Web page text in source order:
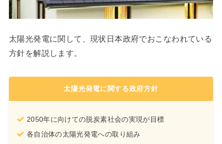
太陽光発電に関して、現状日本政府でおこなわれている
方針を解説します。
太陽光発電に関する政府方針
2050年に向けての脱炭素社会の実現が目標
各自治体の太陽光発電への取り組み